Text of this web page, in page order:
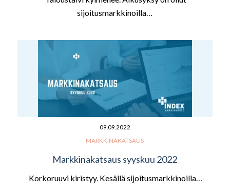
sijoitusmarkkinoilla…
09.09.2022
MARKKINAKATSAUS
Markkinakatsaus syyskuu 2022
Korkoruuvi kiristyy. Kesällä sijoitusmarkkinoilla…